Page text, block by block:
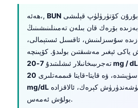
ھەئە،, BUN
بۆرەك قان بىلەن تەمىنلىنىشىنىڭ
سۇسىزلىنىش، ئاقسىل ئىستېمالى،
ياكى ئېغىر مەشىقتىن بولىدۇ. كۆپىنچە
تەجرىبىخانىلار ئىشلىتىدۇ7-20 mg / dL
ۋە قايتا-قايتا قىممەتلىرى 20
mg/dL
بولۇش ئەمەس.